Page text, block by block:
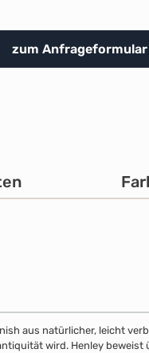
Anzahl: Gib
zum Anfrageformular
aus natürlicher, leicht
wird. Henley beweist